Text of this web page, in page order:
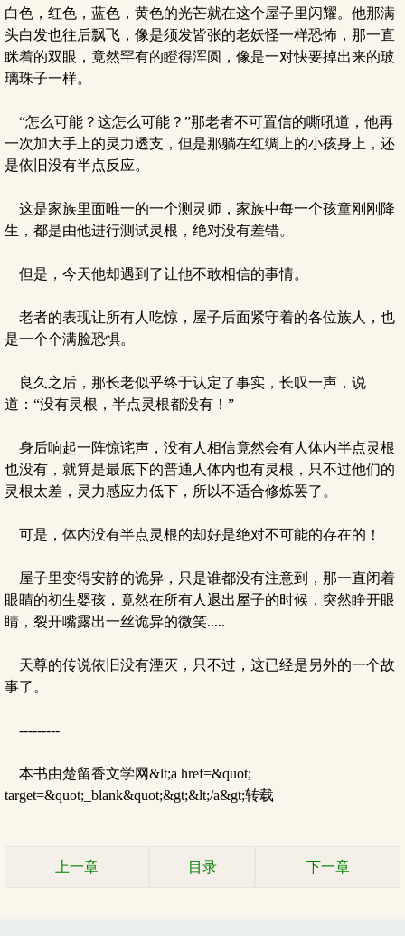
白色，红色，蓝色，黄色的光芒就在这个屋子里闪耀。他那满
头白发也往后飘飞，像是须发皆张的老妖怪一样恐怖，那一直
眯着的双眼，竟然罕有的瞪得浑圆，像是一对快要掉出来的玻
璃珠子一样。
“怎么可能？这怎么可能？”那老者不可置信的嘶吼道，他再
一次加大手上的灵力透支，但是那躺在红绸上的小孩身上，还
是依旧没有半点反应。
这是家族里面唯一的一个测灵师，家族中每一个孩童刚刚降
生，都是由他进行测试灵根，绝对没有差错。
但是，今天他却遇到了让他不敢相信的事情。
老者的表现让所有人吃惊，屋子后面紧守着的各位族人，也
是一个个满脸恐惧。
良久之后，那长老似乎终于认定了事实，长叹一声，说
道：“没有灵根，半点灵根都没有！”
身后响起一阵惊诧声，没有人相信竟然会有人体内半点灵根
也没有，就算是最底下的普通人体内也有灵根，只不过他们的
灵根太差，灵力感应力低下，所以不适合修炼罢了。
可是，体内没有半点灵根的却好是绝对不可能的存在的！
屋子里变得安静的诡异，只是谁都没有注意到，那一直闭着
眼睛的初生婴孩，竟然在所有人退出屋子的时候，突然睁开眼
睛，裂开嘴露出一丝诡异的微笑.....
天尊的传说依旧没有湮灭，只不过，这已经是另外的一个故
事了。
---------
本书由楚留香文学网&lt;a href=&quot;
target=&quot;_blank&quot;&gt;&lt;/a&gt;转载
上一章 目录 下一章